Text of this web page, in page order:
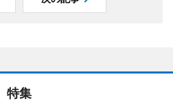
特集